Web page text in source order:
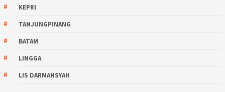
KEPRI
TANJUNGPINANG
BATAM
LINGGA
LIS DARMANSYAH